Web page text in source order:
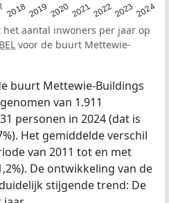
20182019 20202021202220232024
aantal inwoners per jaar op
voor de buurt Mettewie-
buurt Mettewie-Buildings
van 1.911
personen in 2024 (dat is
Het gemiddelde verschil
van 2011 tot en met
De ontwikkeling van de
stijgende trend: De